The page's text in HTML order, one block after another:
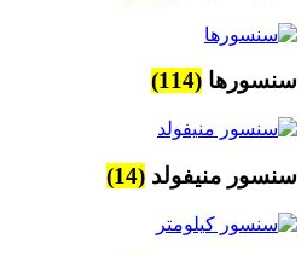
سنسورها (114)
سنسور منیفولد (14)